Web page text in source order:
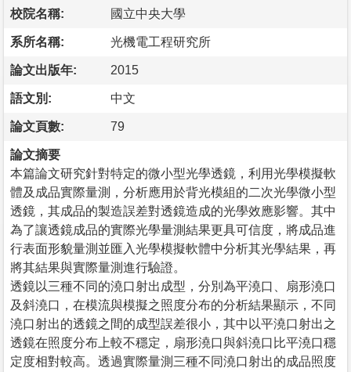
校院名稱: 國立中央大學
系所名稱: 光機電工程研究所
論文出版年: 2015
語文別: 中文
論文頁數: 79
論文摘要
本篇論文研究針對特定的微小型光學透鏡，利用光學模擬軟
體及成品實際量測，分析應用於背光模組的二次光學微小型
透鏡，其成品的製造誤差對透鏡造成的光學效應影響。其中
為了讓透鏡成品的實際光學量測結果更具可信度，將成品進
行表面形貌量測並匯入光學模擬軟體中分析其光學結果，再
將其結果與實際量測進行驗證。
透鏡以三種不同的澆口射出成型，分別為平澆口、扇形澆口
及斜澆口，在模流與模擬之照度分布的分析結果顯示，不同
澆口射出的透鏡之間的成型誤差很小，其中以平澆口射出之
透鏡在照度分布上較不穩定，扇形澆口與斜澆口比平澆口穩
定度相對較高。透過實際量測三種不同澆口射出的成品照度